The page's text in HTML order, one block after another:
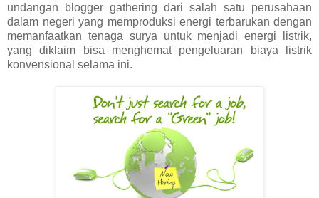
undangan blogger gathering dari salah satu perusahaan
dalam negeri yang memproduksi energi terbarukan dengan
memanfaatkan tenaga surya untuk menjadi energi listrik,
yang diklaim bisa menghemat pengeluaran biaya listrik
konvensional selama ini.